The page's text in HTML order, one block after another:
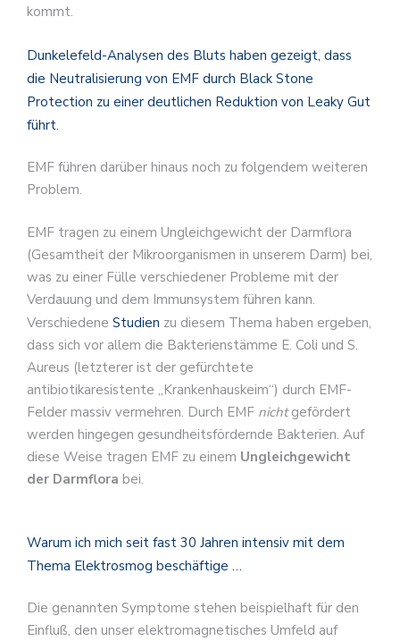
kommt.
Dunkelefeld-Analysen des Bluts haben gezeigt, dass
die Neutralisierung von EMF durch Black Stone
Protection zu einer deutlichen Reduktion von Leaky Gut
führt.
EMF führen darüber hinaus noch zu folgendem weiteren
Problem.
EMF tragen zu einem Ungleichgewicht der Darmflora
(Gesamtheit der Mikroorganismen in unserem Darm) bei,
was zu einer Fülle verschiedener Probleme mit der
Verdauung und dem Immunsystem führen kann.
Verschiedene Studien zu diesem Thema haben ergeben,
dass sich vor allem die Bakterienstämme E. Coli und S.
Aureus (letzterer ist der gefürchtete
antibiotikaresistente „Krankenhauskeim“) durch EMF-
Felder massiv vermehren. Durch EMF nichtgefördert
werden hingegen gesundheitsfördernde Bakterien. Auf
diese Weise tragen EMF zu einem Ungleichgewicht
der Darmflora bei.
Warum ich mich seit fast 30 Jahren intensiv mit dem
Thema Elektrosmog beschäftige …
Die genannten Symptome stehen beispielhaft für den
Einfluß, den unser elektromagnetisches Umfeld auf